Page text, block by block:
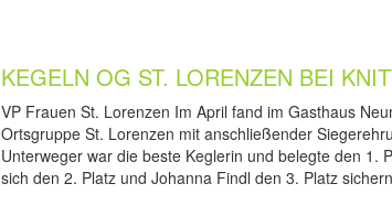
KEGELN OG ST. LORENZEN BEI
VP Frauen St. Lorenzen Im April fand im Gasthaus
Ortsgruppe St. Lorenzen mit anschließender
Unterweger war die beste Keglerin und belegte den 1.
sich den 2. Platz und Johanna Findl den 3. Platz